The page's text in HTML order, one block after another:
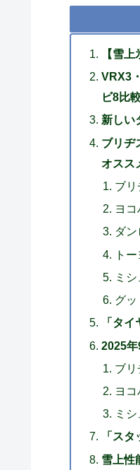
【雪
VRX3
ビ8比
新しい
ブリヂ
オスス
ブ
ヨ
ダ
ト
ミ
グ
「タ
2025
ブリ
ヨ
ミ
「ス
雪上性